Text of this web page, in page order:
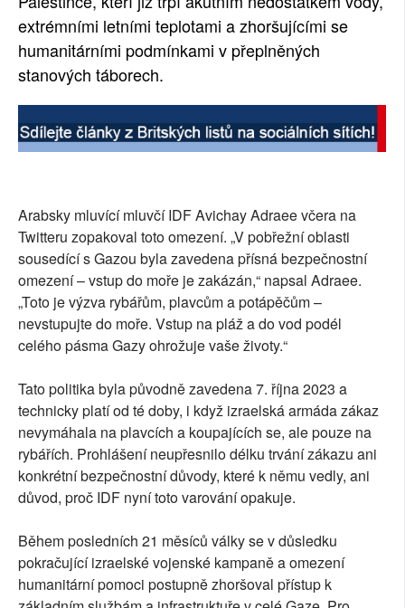
extrémními letními teplotami a zhoršujícími se
humanitárními podmínkami v přeplněných
stanových táborech.
Arabsky mluvící mluvčí IDF Avichay Adraee včera na
Twitteru zopakoval toto omezení. „V pobřežní oblasti
sousedící s Gazou byla zavedena přísná bezpečnostní
omezení – vstup do moře je zakázán,“ napsal Adraee.
„Toto je výzva rybářům, plavcům a potápěčům –
nevstupujte do moře. Vstup na pláž a do vod podél
celého pásma Gazy ohrožuje vaše životy.“
Tato politika byla původně zavedena 7. října 2023 a
technicky platí od té doby, i když izraelská armáda zákaz
nevymáhala na plavcích a koupajících se, ale pouze na
rybářích. Prohlášení neupřesnilo délku trvání zákazu ani
konkrétní bezpečnostní důvody, které k němu vedly, ani
důvod, proč IDF nyní toto varování opakuje.
Během posledních 21 měsíců války se v důsledku
pokračující izraelské vojenské kampaně a omezení
humanitární pomoci postupně zhoršoval přístup k